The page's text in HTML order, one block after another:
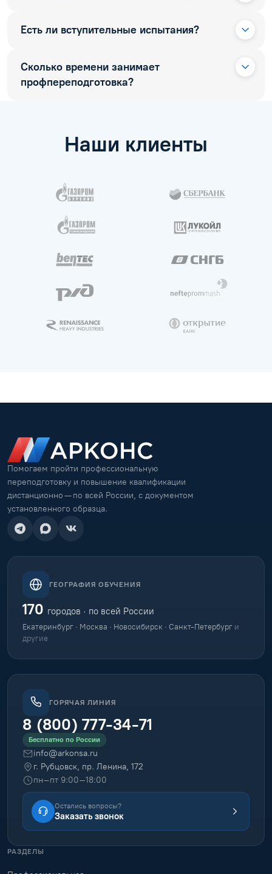
Есть ли вступительные испытания?
Сколько времени занимает
профпереподготовка?
Наши клиенты
Помогаем пройти профессиональную
переподготовку и повышение квалификации
дистанционно — по всей России, с документом
установленного образца.
ГЕОГРАФИЯ ОБУЧЕНИЯ
170 городов · по всей России
Екатеринбург · Москва · Новосибирск · Санкт-Петербург и
другие
ГОРЯЧАЯ ЛИНИЯ
8 (800) 777-34-71
Бесплатно по России
info@arkonsa.ru
г. Рубцовск, пр. Ленина, 172
пн–пт 9:00–18:00
Остались вопросы?
Заказать звонок
РАЗДЕЛЫ